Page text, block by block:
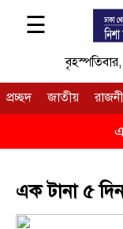
☰
প্রচ্ছদ জাতীয়
এক
এক টানা ৫ দিন